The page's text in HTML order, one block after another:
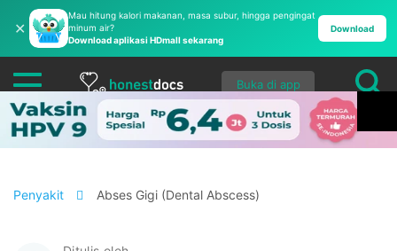
✕
Mau hitung kalori makanan, masa subur, hingga pengingat
minum air?
Download aplikasi HDmall sekarang
Download
Buka di app
Penyakit Abses Gigi (Dental Abscess)